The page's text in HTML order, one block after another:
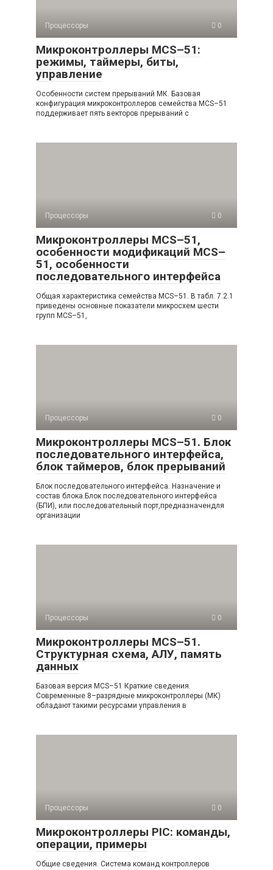
Процессоры 0
Микроконтроллеры MCS–51:
режимы, таймеры, биты,
управление
Особенности систем прерываний МК. Базовая
конфигурация микроконт­роллеров семейства MCS–51
поддерживает пять векторов прерываний с
Процессоры 0
Микроконтроллеры MCS–51,
особенности модификаций MCS–
51, особенности
последовательного интерфейса
Общая характеристика семейства MCS–51. В табл. 7.2.1
приведены основ­ные показатели микросхем шести
групп MCS–51,
Процессоры 0
Микроконтроллеры MCS–51. Блок
последовательного интерфейса,
блок таймеров, блок прерываний
Блок последовательного интерфейса. Назначение и
состав блока.Блок последовательного интерфейса
(БПИ), или последовательный порт,предназначендля
организации
Процессоры 0
Микроконтроллеры MCS–51.
Cтруктурная схема, АЛУ, память
данных
Базовая версия MCS–51 Краткие сведения.
Современные 8–разрядные микроконтроллеры (МК)
обла­дают такими ресурсами управления в
Процессоры 0
Микроконтроллеры PIC: команды,
операции, примеры
Общие сведения. Система команд контроллеров